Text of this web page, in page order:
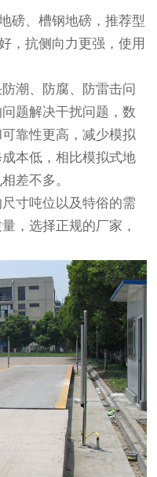
磅、槽钢地磅，推荐型
，抗侧向力更强，使用
潮、防腐、防雷击问
题解决干扰问题，数
靠性更高，减少模拟
本低，相比模拟式地
差不多。
寸吨位以及特俗的需
，选择正规的厂家，